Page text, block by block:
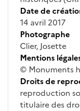
Date de
14 avril 2017
Photographe
Clier, Josette
Mentions
© Monuments
Droits de
reproduction
titulaire des